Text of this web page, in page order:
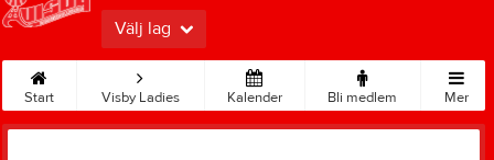
Välj lag
Start Visby Ladies Kalender Bli medlem Mer